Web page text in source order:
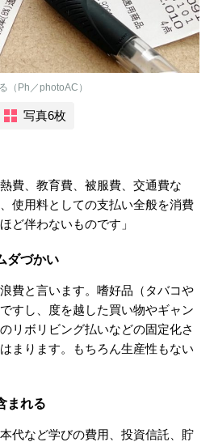
（Ph／photoAC）
写真6枚
費、教育費、被服費、交通費な
使用料としての支払い全般を消費
ど伴わないものです」
ダづかい
費と言います。嗜好品（タバコや
すし、度を越した買い物やギャン
リボリビング払いなどの固定化さ
まります。もちろん生産性もない
まれる
代など学びの費用、投資信託、貯